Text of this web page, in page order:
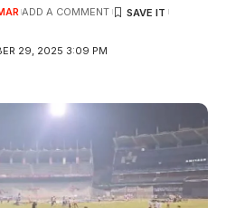
29, 2025 3:09 PM
ADD A COMMENT